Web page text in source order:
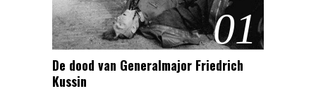
01
De dood van Generalmajor Friedrich
Kussin